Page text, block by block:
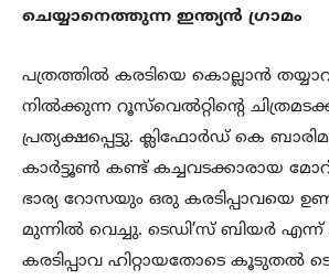
ചെയ്യാനെത്തുന്ന ഇന്ത്യൻ ഗ്രാമം
പത്രത്തിൽ കരടിയെ കൊല്ലാൻ
നിൽക്കുന്ന റൂസ്‌വെൽറ്റിന്റെ
പ്രത്യക്ഷപ്പെട്ടു. ക്ലിഫോർഡ് കെ
കാർട്ടൂൺ കണ്ട് കച്ചവടക്കാരായ
ഭാര്യ റോസയും ഒരു കരടിപ്പാവയെ
മുന്നിൽ വെച്ചു. ടെഡി’സ് ബിയർ എന്ന്
കരടിപ്പാവ ഹിറ്റായതോടെ കൂടുതൽ